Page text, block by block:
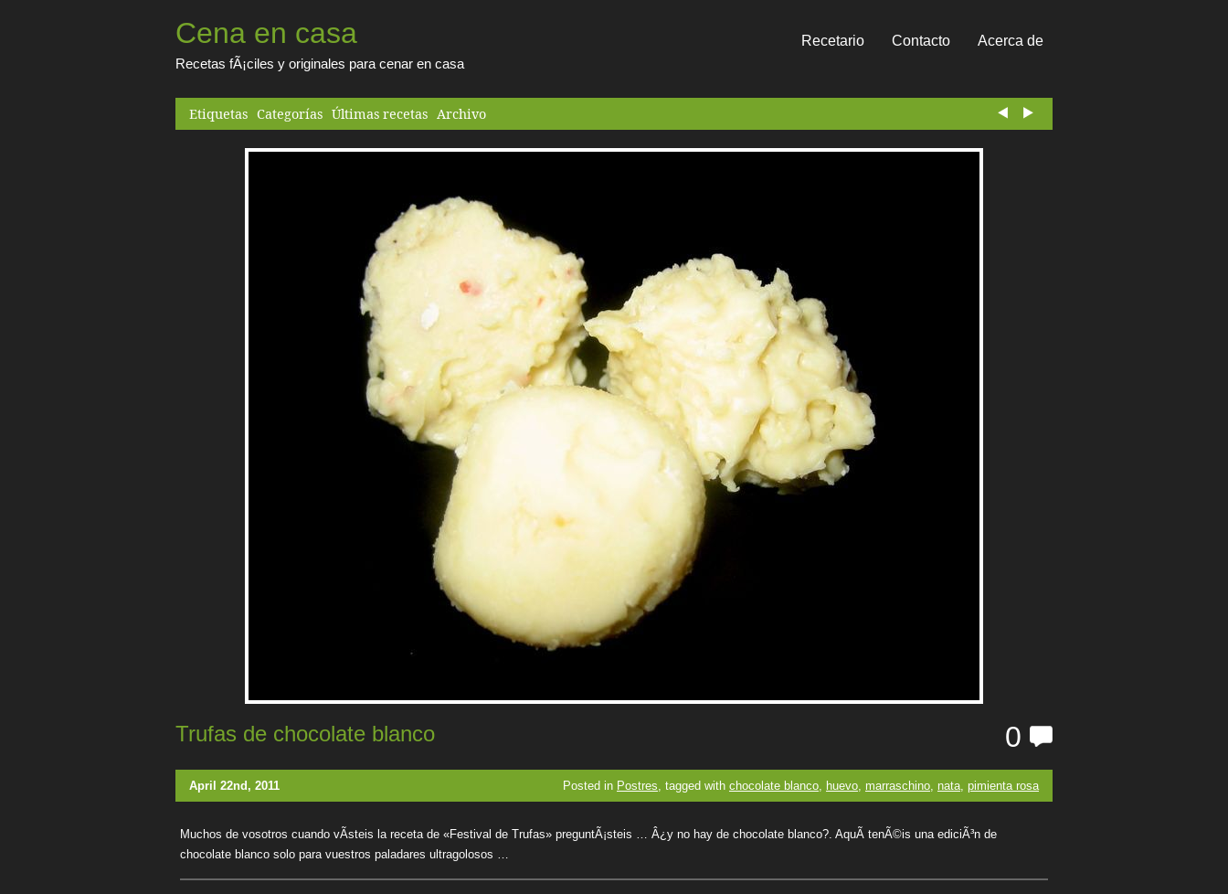
Cena en casa
Recetas fÃ¡ciles y originales para cenar en casa
Acerca de
Contacto
Recetario
Etiquetas Categorías Últimas recetas Archivo
Trufas de chocolate blanco 0
April 22nd, 2011 Posted in Postres, tagged with chocolate blanco, huevo, marraschino, nata, pimienta rosa
Muchos de vosotros cuando vÃ­steis la receta de «Festival de Trufas» preguntÃ¡steis … Â¿y no hay de chocolate blanco?. AquÃ­ tenÃ©is una ediciÃ³n de
chocolate blanco solo para vuestros paladares ultragolosos …